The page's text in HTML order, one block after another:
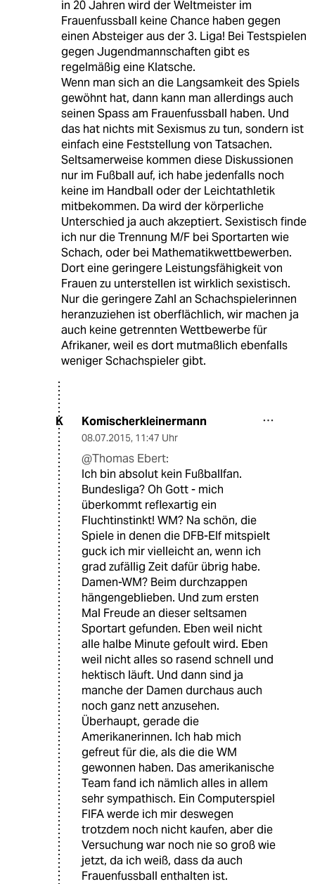
in 20 Jahren wird der Weltmeister im
Frauenfussball keine Chance haben gegen
einen Absteiger aus der 3. Liga! Bei Testspielen
gegen Jugendmannschaften gibt es
regelmäßig eine Klatsche.
Wenn man sich an die Langsamkeit des Spiels
gewöhnt hat, dann kann man allerdings auch
seinen Spass am Frauenfussball haben. Und
das hat nichts mit Sexismus zu tun, sondern ist
einfach eine Feststellung von Tatsachen.
Seltsamerweise kommen diese Diskussionen
nur im Fußball auf, ich habe jedenfalls noch
keine im Handball oder der Leichtathletik
mitbekommen. Da wird der körperliche
Unterschied ja auch akzeptiert. Sexistisch finde
ich nur die Trennung M/F bei Sportarten wie
Schach, oder bei Mathematikwettbewerben.
Dort eine geringere Leistungsfähigkeit von
Frauen zu unterstellen ist wirklich sexistisch.
Nur die geringere Zahl an Schachspielerinnen
heranzuziehen ist oberflächlich, wir machen ja
auch keine getrennten Wettbewerbe für
Afrikaner, weil es dort mutmaßlich ebenfalls
weniger Schachspieler gibt.
K Komischerkleinermann
08.07.2015, 11:47 Uhr
@Thomas Ebert:
Ich bin absolut kein Fußballfan.
Bundesliga? Oh Gott - mich
überkommt reflexartig ein
Fluchtinstinkt! WM? Na schön, die
Spiele in denen die DFB-Elf mitspielt
guck ich mir vielleicht an, wenn ich
grad zufällig Zeit dafür übrig habe.
Damen-WM? Beim durchzappen
hängengeblieben. Und zum ersten
Mal Freude an dieser seltsamen
Sportart gefunden. Eben weil nicht
alle halbe Minute gefoult wird. Eben
weil nicht alles so rasend schnell und
hektisch läuft. Und dann sind ja
manche der Damen durchaus auch
noch ganz nett anzusehen.
Überhaupt, gerade die
Amerikanerinnen. Ich hab mich
gefreut für die, als die die WM
gewonnen haben. Das amerikanische
Team fand ich nämlich alles in allem
sehr sympathisch. Ein Computerspiel
FIFA werde ich mir deswegen
trotzdem noch nicht kaufen, aber die
Versuchung war noch nie so groß wie
jetzt, da ich weiß, dass da auch
Frauenfussball enthalten ist.